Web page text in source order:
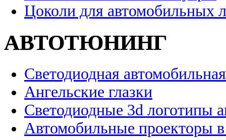
Цоколи для автомобильных
АВТОТЮНИНГ
Светодиодная
Ангельские глазки
Светодиодные 3d логотипы
Автомобильные проекторы